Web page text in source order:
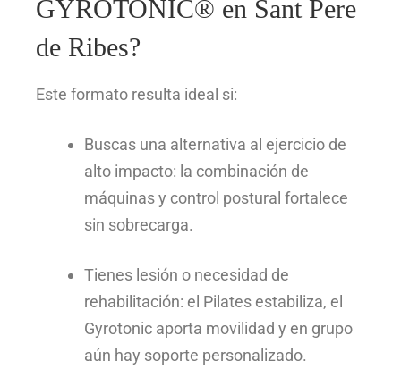
GYROTONIC® en Sant Pere
de Ribes?
Este formato resulta ideal si:
Buscas una alternativa al ejercicio de
alto impacto: la combinación de
máquinas y control postural fortalece
sin sobrecarga.
Tienes lesión o necesidad de
rehabilitación: el Pilates estabiliza, el
Gyrotonic aporta movilidad y en grupo
aún hay soporte personalizado.